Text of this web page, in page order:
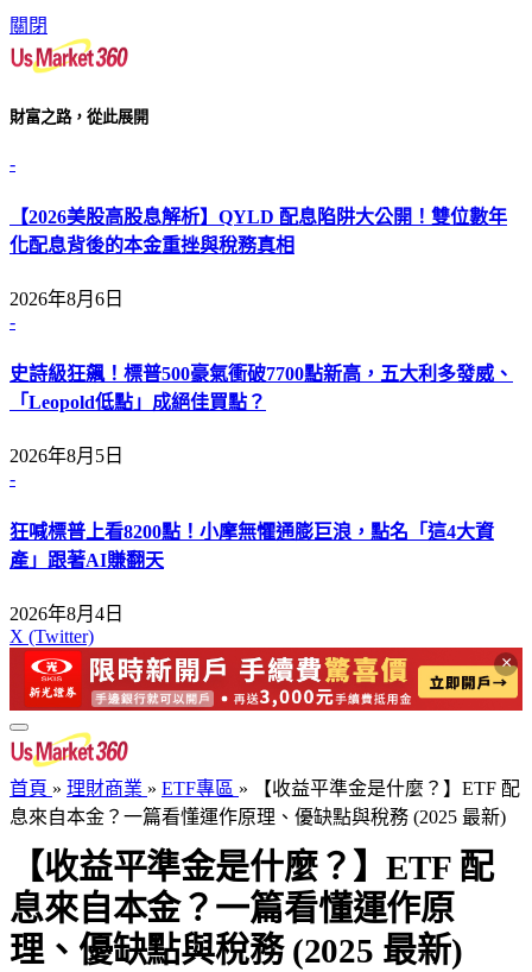
關閉
財富之路，從此展開
-
【2026美股高股息解析】QYLD 配息陷阱大公開！雙位數年
化配息背後的本金重挫與稅務真相
2026年8月6日
-
史詩級狂飆！標普500豪氣衝破7700點新高，五大利多發威、
「Leopold低點」成絕佳買點？
2026年8月5日
-
狂喊標普上看8200點！小摩無懼通膨巨浪，點名「這4大資
產」跟著AI賺翻天
2026年8月4日
X (Twitter)
×
首頁 » 理財商業 » ETF專區 »
【收益平準金是什麼？】ETF 配
息來自本金？一篇看懂運作原理、優缺點與稅務 (2025 最新)
【收益平準金是什麼？】ETF 配
息來自本金？一篇看懂運作原
理、優缺點與稅務 (2025 最新)